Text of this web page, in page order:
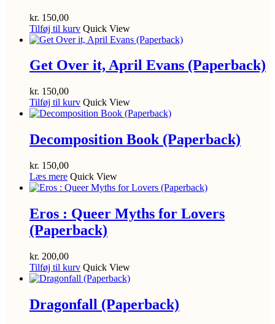
kr. 150,00
Tilføj til kurv Quick View
Get Over it, April Evans (Paperback)
kr. 150,00
Tilføj til kurv Quick View
Decomposition Book (Paperback)
kr. 150,00
Læs mere Quick View
Eros : Queer Myths for Lovers
(Paperback)
kr. 200,00
Tilføj til kurv Quick View
Dragonfall (Paperback)